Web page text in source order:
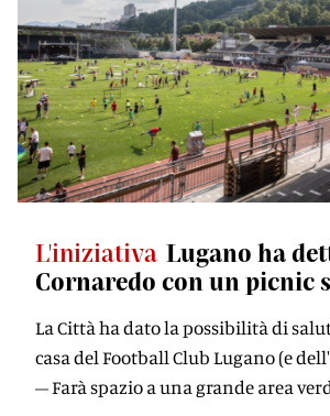
L'iniziativa Lugano ha
Cornaredo con un picnic
La Città ha dato la possibilità di
casa del Football Club Lugano (e
– Farà spazio a una grande area